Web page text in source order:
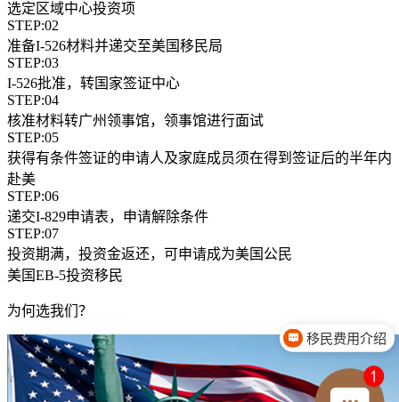
选定区域中心投资项
STEP:02
准备I-526材料并递交至美国移民局
STEP:03
I-526批准，转国家签证中心
STEP:04
核准材料转广州领事馆，领事馆进行面试
STEP:05
获得有条件签证的申请人及家庭成员须在得到签证后的半年内
赴美
STEP:06
递交I-829申请表，申请解除条件
STEP:07
投资期满，投资金返还，可申请成为美国公民
美国EB-5投资移民
为何选我们？
公司是在西安吗？